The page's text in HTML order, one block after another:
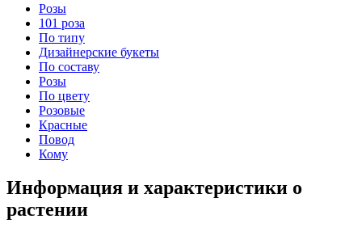
Розы
101 роза
По типу
Дизайнерские букеты
По составу
Розы
По цвету
Розовые
Красные
Повод
Кому
Информация и характеристики о
растении